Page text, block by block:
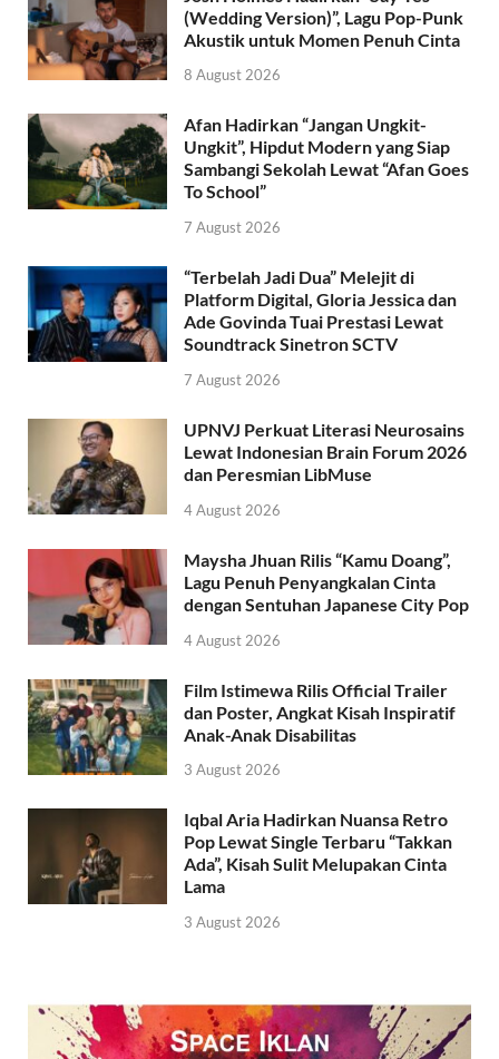
(Wedding Version)”, Lagu Pop-Punk
Akustik untuk Momen Penuh Cinta
8 August 2026
Afan Hadirkan “Jangan Ungkit-
Ungkit”, Hipdut Modern yang Siap
Sambangi Sekolah Lewat “Afan Goes
To School”
7 August 2026
“Terbelah Jadi Dua” Melejit di
Platform Digital, Gloria Jessica dan
Ade Govinda Tuai Prestasi Lewat
Soundtrack Sinetron SCTV
7 August 2026
UPNVJ Perkuat Literasi Neurosains
Lewat Indonesian Brain Forum 2026
dan Peresmian LibMuse
4 August 2026
Maysha Jhuan Rilis “Kamu Doang”,
Lagu Penuh Penyangkalan Cinta
dengan Sentuhan Japanese City Pop
4 August 2026
Film Istimewa Rilis Official Trailer
dan Poster, Angkat Kisah Inspiratif
Anak-Anak Disabilitas
3 August 2026
Iqbal Aria Hadirkan Nuansa Retro
Pop Lewat Single Terbaru “Takkan
Ada”, Kisah Sulit Melupakan Cinta
Lama
3 August 2026